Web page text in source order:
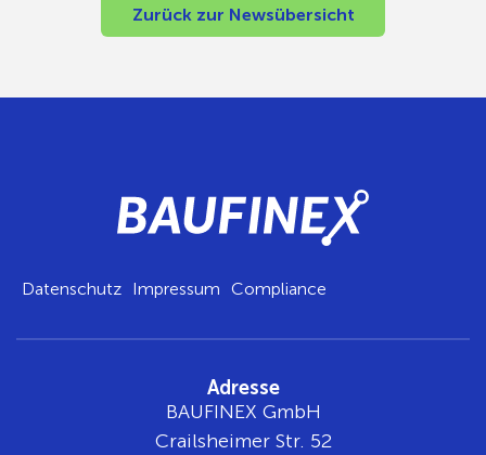
Zurück zur Newsübersicht
Datenschutz Impressum Compliance
Adresse
BAUFINEX GmbH
Crailsheimer Str. 52